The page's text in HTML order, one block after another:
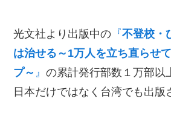
光文社より出版中の 『不登校・
は治せる～1万人を立ち直らせ
プ～ 』の累計発行部数１万部以
日本だけではなく台湾でも出版